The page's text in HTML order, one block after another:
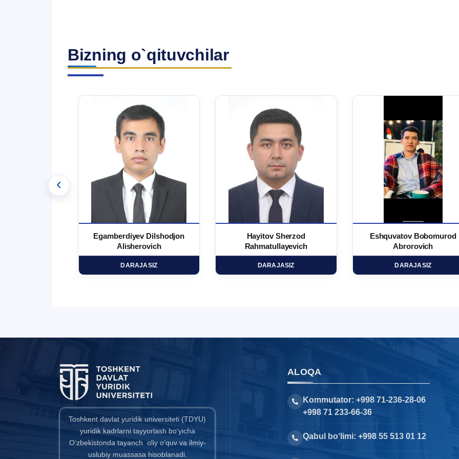
Bizning o`qituvchilar
Egamberdiyev Dilshodjon
Alisherovich
DARAJASIZ
Hayitov Sherzod
Rahmatullayevich
DARAJASIZ
Eshquvatov Bobomurod
Abrorovich
DARAJASIZ
‹
Toshkent davlat yuridik universiteti (TDYU)
yuridik kadrlarni tayyorlash bo‘yicha
O‘zbekistonda tayanch oliy o‘quv va ilmiy-
uslubiy muassasa hisoblanadi.
ALOQA
Kommutator: +998 71-236-28-06
+998 71 233-66-36
Qabul bo‘limi: +998 55 513 01 12